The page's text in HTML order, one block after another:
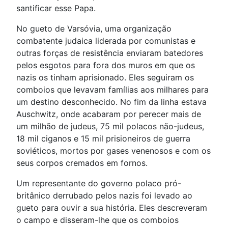
santificar esse Papa.
No gueto de Varsóvia, uma organização
combatente judaica liderada por comunistas e
outras forças de resistência enviaram batedores
pelos esgotos para fora dos muros em que os
nazis os tinham aprisionado. Eles seguiram os
comboios que levavam famílias aos milhares para
um destino desconhecido. No fim da linha estava
Auschwitz, onde acabaram por perecer mais de
um milhão de judeus, 75 mil polacos não-judeus,
18 mil ciganos e 15 mil prisioneiros de guerra
soviéticos, mortos por gases venenosos e com os
seus corpos cremados em fornos.
Um representante do governo polaco pró-
britânico derrubado pelos nazis foi levado ao
gueto para ouvir a sua história. Eles descreveram
o campo e disseram-lhe que os comboios